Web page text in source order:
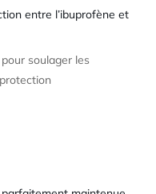
entre l’ibuprofène et
soulager les